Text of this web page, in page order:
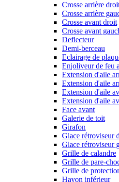
Crosse arrière
Crosse arrière
Crosse avant droit
Crosse avant
Deflecteur
Demi-berceau
Eclairage de
Enjoliveur de feu
Extension d'aile
Extension d'aile
Extension d'aile
Extension d'aile
Face avant
Galerie de toit
Girafon
Glace rétroviseur
Glace rétroviseur
Grille de calandre
Grille de pare-
Grille de
Hayon inférieur